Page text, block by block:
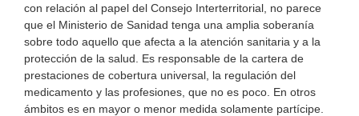
con relación al papel del Consejo Interterritorial, no parece
que el Ministerio de Sanidad tenga una amplia soberanía
sobre todo aquello que afecta a la atención sanitaria y a la
protección de la salud. Es responsable de la cartera de
prestaciones de cobertura universal, la regulación del
medicamento y las profesiones, que no es poco. En otros
ámbitos es en mayor o menor medida solamente partícipe.